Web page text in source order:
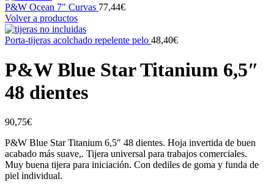
P&W Ocean 7" Curvas 77,44€
Volver a productos
Porta-tijeras acolchado repelente pelo 48,40€
P&W Blue Star Titanium 6,5″
48 dientes
90,75€
P&W Blue Star Titanium 6,5″ 48 dientes. Hoja invertida de buen
acabado más suave,. Tijera universal para trabajos comerciales.
Muy buena tijera para iniciación. Con dediles de goma y funda de
piel individual.